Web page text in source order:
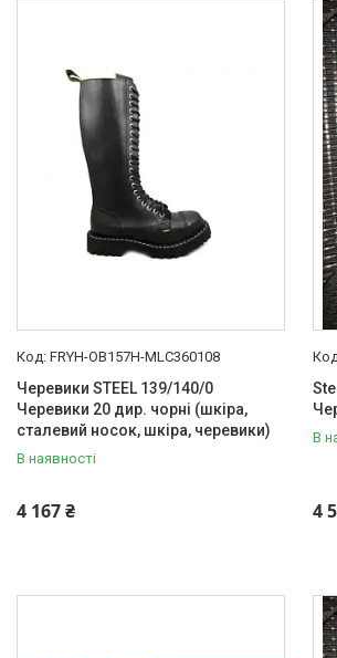
FRYH-OB157H-MLC360108
Черевики STEEL 139/140/0
Черевики 20 дир. чорні (шкіра,
сталевий носок, шкіра, черевики)
В наявності
4 167 ₴
В
4